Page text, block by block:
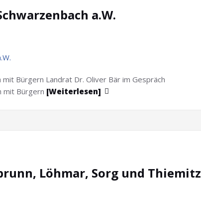
a.W.
Bürgern Landrat Dr. Oliver Bär im Gespräch
mit Bürgern [Weiterlesen]
Löhmar, Sorg und Thiemitz